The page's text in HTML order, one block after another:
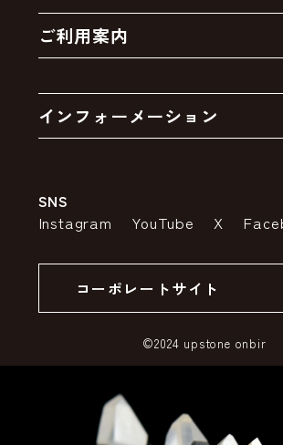
クーポン
卸販売・大量注文
アウトレットセール
ご利用案内
お支払いについて
インフォーメーション
特定商取引法の表示
SSLサーバー証明書とは
SNS
Instagram YouTube X
コーポレートサイト
©2024 upstone onbir